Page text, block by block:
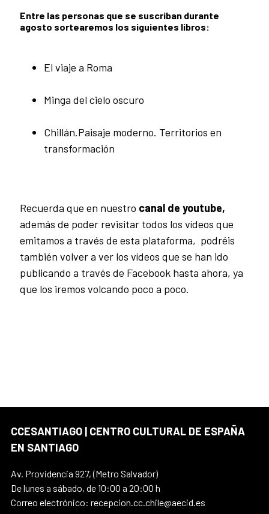
Entre las personas que se suscriban durante
agosto sortearemos los siguientes libros:
El viaje a Roma
Minga del cielo oscuro
Chillán.Paisaje moderno. Territorios en
transformación
Recuerda que en nuestro canal de youtube,
además de poder revisitar todos los vídeos que
emitamos a través de esta plataforma, podréis
también volver a ver los vídeos que se han ido
publicando a través de Facebook hasta ahora, ya
que los iremos volcando poco a poco.
CCESANTIAGO | CENTRO CULTURAL DE ESPAÑA
EN SANTIAGO
Av. Providencia 927, (Metro Salvador)
De lunes a sábado, de 10:00 a 20:00 h
Correo electrónico: recepcion.cc.chile@aecid.es